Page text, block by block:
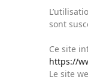
sont
Ce site
https://
Le site